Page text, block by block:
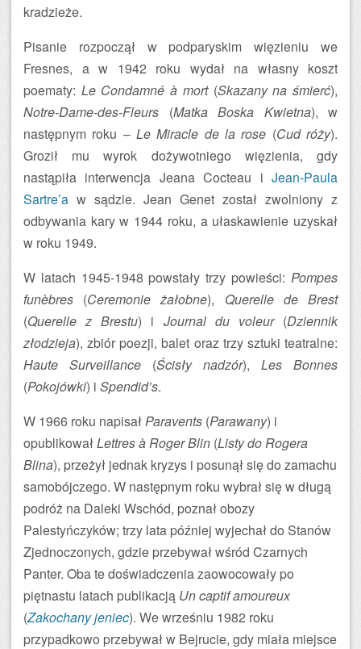
kradzieże.
Pisanie rozpoczął w podparyskim więzieniu we
Fresnes, a w 1942 roku wydał na własny koszt
poematy: Le Condamné à mort(Skazany na śmierć),
Notre-Dame-des-Fleurs (Matka Boska Kwietna), w
następnym roku – Le Miracle de la rose (Cud róży).
Groził mu wyrok dożywotniego więzienia, gdy
nastąpiła interwencja Jeana Cocteau i Jean-Paula
Sartre’a w sądzie. Jean Genet został zwolniony z
odbywania kary w 1944 roku, a ułaskawienie uzyskał
w roku 1949.
W latach 1945-1948 powstały trzy powieści: Pompes
funèbres (Ceremonie żałobne), Querelle de Brest
(Querelle z Brestu) i Journal du voleur(Dziennik
złodzieja), zbiór poezji, balet oraz trzy sztuki teatralne:
Haute Surveillance (Ścisły nadzór), Les Bonnes
(Pokojówki) i Spendid’s.
W 1966 roku napisałParavents (Parawany) i
opublikowałLettres à Roger Blin (Listy do Rogera
Blina), przeżył jednak kryzys i posunął się do zamachu
samobójczego. W następnym roku wybrał się w długą
podróż na Daleki Wschód, poznał obozy
Palestyńczyków; trzy lata później wyjechał do Stanów
Zjednoczonych, gdzie przebywał wśród Czarnych
Panter. Oba te doświadczenia zaowocowały po
piętnastu latach publikacją Un captif amoureux
(Zakochany jeniec). We wrześniu 1982 roku
przypadkowo przebywał w Bejrucie, gdy miała miejsce